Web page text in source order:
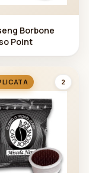
Borbone
Point
2